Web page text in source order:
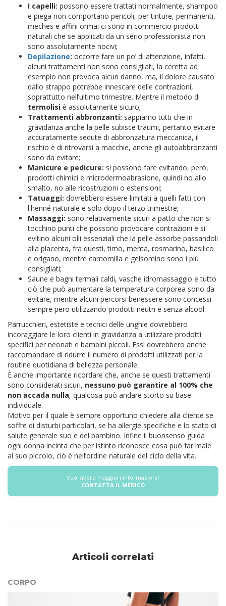
I capelli: possono essere trattati normalmente, shampoo
e piega non comportano pericoli, per tinture, permanenti,
meches e affini ormai ci sono in commercio prodotti
naturali che se applicati da un serio professionista non
sono assolutamente nocivi;
Depilazione: occorre fare un po’ di attenzione, infatti,
alcuni trattamenti non sono consigliati, la ceretta ad
esempio non provoca alcun danno, ma, il dolore causato
dallo strappo potrebbe innescare delle contrazioni,
soprattutto nell’ultimo trimestre. Mentre il metodo di
termolisi è assolutamente sicuro;
Trattamenti abbronzanti: sappiamo tutti che in
gravidanza anche la pelle subisce traumi, pertanto evitare
accuratamente sedute di abbronzatura meccanica, il
rischio è di ritrovarsi a macchie, anche gli autoabbronzanti
sono da evitare;
Manicure e pedicure: si possono fare evitando, però,
prodotti chimici e microdermoabrasione, quindi no allo
smalto, no alle ricostruzioni o estensioni;
Tatuaggi: dovrebbero essere limitati a quelli fatti con
l'henné naturale e solo dopo il terzo trimestre;
Massaggi: sono relativamente sicuri a patto che non si
tocchino punti che possono provocare contrazioni e si
evitino alcuni olii essenziali che la pelle assorbe passandoli
alla placenta, fra questi, timo, menta, rosmarino, basilico
e origano, mentre camomilla e gelsomino sono i più
consigliati;
Saune e bagni termali caldi, vasche idromassaggio e tutto
ciò che può aumentare la temperatura corporea sono da
evitare, mentre alcuni percorsi benessere sono concessi
sempre pero utilizzando prodotti neutri e senza alcool.
Parrucchieri, estetiste e tecnici delle unghie dovrebbero
incoraggiare le loro clienti in gravidanza a utilizzare prodotti
specifici per neonati e bambini piccoli. Essi dovrebbero anche
raccomandare di ridurre il numero di prodotti utilizzati per la
routine quotidiana di bellezza personale.
È anche importante ricordare che, anche se questi trattamenti
sono considerati sicuri, nessuno può garantire al 100% che
non accada nulla, qualcosa può andare storto su base
individuale.
Motivo per il quale è sempre opportuno chiedere alla cliente se
soffre di disturbi particolari, se ha allergie specifiche e lo stato di
salute generale suo e del bambino. Infine il buonsenso guida
ogni donna incinta che per istinto riconosce cosa può far male
al suo piccolo, ciò è nell’ordine naturale del ciclo della vita.
Vuoi avere maggiori informazioni?
CONTATTA IL MEDICO
Articoli correlati
CORPO